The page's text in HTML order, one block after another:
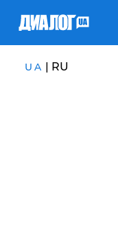
UA | RU